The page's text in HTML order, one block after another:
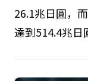
根據日本經濟
年度（2025年